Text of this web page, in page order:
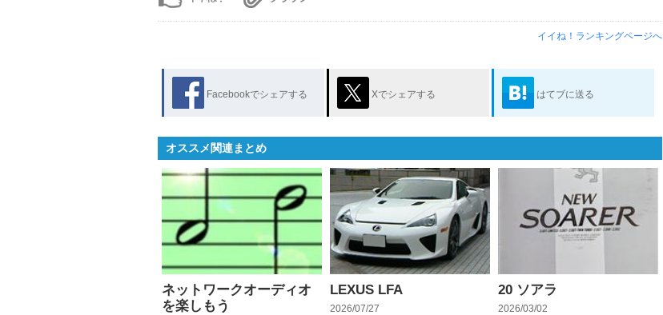
イイね！ランキングページへ
Facebookでシェアする Xでシェアする はてブに送る
オススメ関連まとめ
ネットワークオーディオ
を楽しもう
LEXUS LFA
2026/07/27
20 ソアラ
2026/03/02